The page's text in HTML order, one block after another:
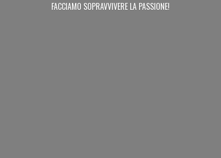
FACCIAMO SOPRAVVIVERE LA PASSIONE!